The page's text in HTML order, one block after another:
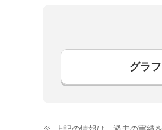
グラフ